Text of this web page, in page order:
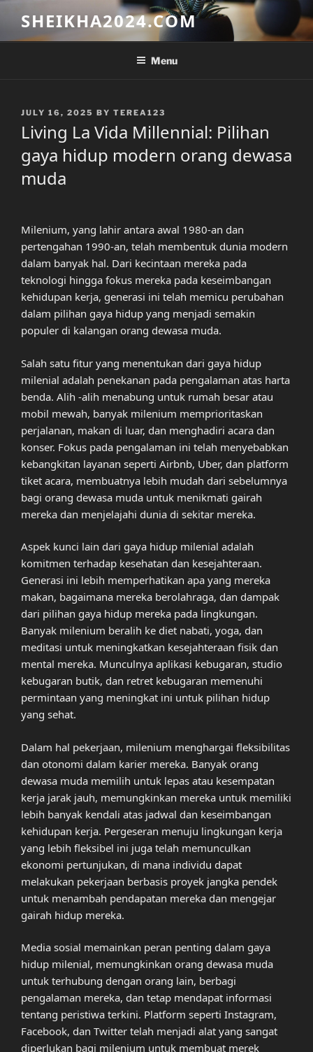
content
SHEIKHA2024.COM
Menu
POSTED
ON
JULY 16, 2025 BY TEREA123
Living La Vida Millennial: Pilihan
gaya hidup modern orang dewasa
muda
Milenium, yang lahir antara awal 1980-an dan
pertengahan 1990-an, telah membentuk dunia modern
dalam banyak hal. Dari kecintaan mereka pada
teknologi hingga fokus mereka pada keseimbangan
kehidupan kerja, generasi ini telah memicu perubahan
dalam pilihan gaya hidup yang menjadi semakin
populer di kalangan orang dewasa muda.
Salah satu fitur yang menentukan dari gaya hidup
milenial adalah penekanan pada pengalaman atas harta
benda. Alih -alih menabung untuk rumah besar atau
mobil mewah, banyak milenium memprioritaskan
perjalanan, makan di luar, dan menghadiri acara dan
konser. Fokus pada pengalaman ini telah menyebabkan
kebangkitan layanan seperti Airbnb, Uber, dan platform
tiket acara, membuatnya lebih mudah dari sebelumnya
bagi orang dewasa muda untuk menikmati gairah
mereka dan menjelajahi dunia di sekitar mereka.
Aspek kunci lain dari gaya hidup milenial adalah
komitmen terhadap kesehatan dan kesejahteraan.
Generasi ini lebih memperhatikan apa yang mereka
makan, bagaimana mereka berolahraga, dan dampak
dari pilihan gaya hidup mereka pada lingkungan.
Banyak milenium beralih ke diet nabati, yoga, dan
meditasi untuk meningkatkan kesejahteraan fisik dan
mental mereka. Munculnya aplikasi kebugaran, studio
kebugaran butik, dan retret kebugaran memenuhi
permintaan yang meningkat ini untuk pilihan hidup
yang sehat.
Dalam hal pekerjaan, milenium menghargai fleksibilitas
dan otonomi dalam karier mereka. Banyak orang
dewasa muda memilih untuk lepas atau kesempatan
kerja jarak jauh, memungkinkan mereka untuk memiliki
lebih banyak kendali atas jadwal dan keseimbangan
kehidupan kerja. Pergeseran menuju lingkungan kerja
yang lebih fleksibel ini juga telah memunculkan
ekonomi pertunjukan, di mana individu dapat
melakukan pekerjaan berbasis proyek jangka pendek
untuk menambah pendapatan mereka dan mengejar
gairah hidup mereka.
Media sosial memainkan peran penting dalam gaya
hidup milenial, memungkinkan orang dewasa muda
untuk terhubung dengan orang lain, berbagi
pengalaman mereka, dan tetap mendapat informasi
tentang peristiwa terkini. Platform seperti Instagram,
Facebook, dan Twitter telah menjadi alat yang sangat
diperlukan bagi milenium untuk membuat merek